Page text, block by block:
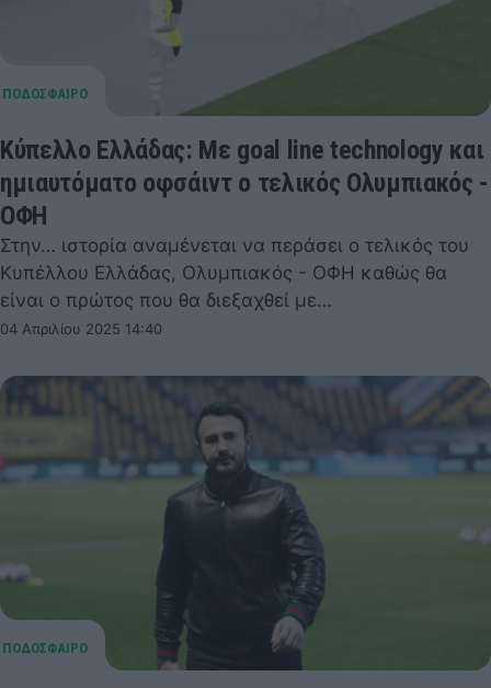
Κύπελλο Ελλάδας: Με goal line technology και
ημιαυτόματο οφσάιντ ο τελικός Ολυμπιακός -
ΟΦΗ
Στην… ιστορία αναμένεται να περάσει ο τελικός του
Κυπέλλου Ελλάδας, Ολυμπιακός - ΟΦΗ καθώς θα
είναι ο πρώτος που θα διεξαχθεί με…
04 Απριλίου 2025 14:40